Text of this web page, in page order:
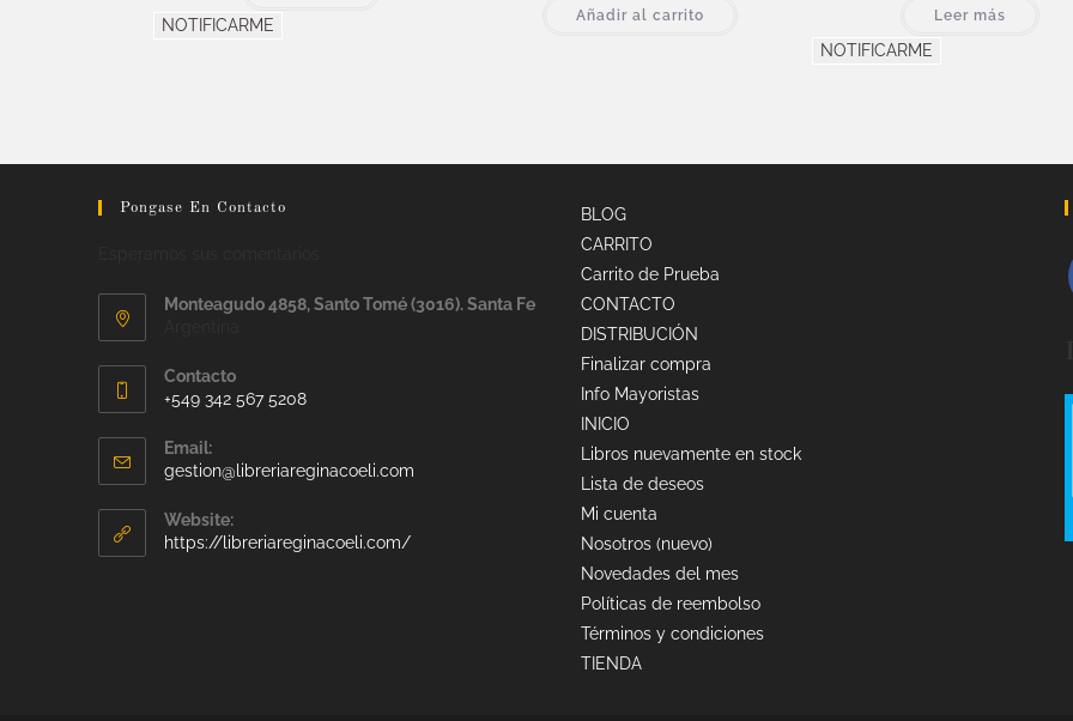
NOTIFICARME Añadir al carrito Leer más
NOTIFICARME
Pongase En Contacto
Monteagudo 4858, Santo Tomé (3016). Santa Fe
Contacto
+549 342 567 5208
Email:
gestion@libreriareginacoeli.com
Website:
https://libreriareginacoeli.com/
BLOG
CARRITO
Carrito de Prueba
CONTACTO
DISTRIBUCIÓN
Finalizar compra
Info Mayoristas
INICIO
Libros nuevamente en stock
Lista de deseos
Mi cuenta
Nosotros (nuevo)
Novedades del mes
Políticas de reembolso
Términos y condiciones
TIENDA